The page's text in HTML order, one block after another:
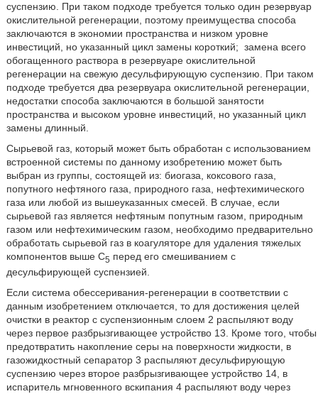
суспензию. При таком подходе требуется только один резервуар
окислительной регенерации, поэтому преимущества способа
заключаются в экономии пространства и низком уровне
инвестиций, но указанный цикл замены короткий; замена всего
обогащенного раствора в резервуаре окислительной
регенерации на свежую десульфирующую суспензию. При таком
подходе требуется два резервуара окислительной регенерации,
недостатки способа заключаются в большой занятости
пространства и высоком уровне инвестиций, но указанный цикл
замены длинный.
Сырьевой газ, который может быть обработан с использованием
встроенной системы по данному изобретению может быть
выбран из группы, состоящей из: биогаза, коксового газа,
попутного нефтяного газа, природного газа, нефтехимического
газа или любой из вышеуказанных смесей. В случае, если
сырьевой газ является нефтяным попутным газом, природным
газом или нефтехимическим газом, необходимо предварительно
обработать сырьевой газ в коагуляторе для удаления тяжелых
компонентов выше C5 перед его смешиванием с
десульфирующей суспензией.
Если система обессеривания-регенерации в соответствии с
данным изобретением отключается, то для достижения целей
очистки в реактор с суспензионным слоем 2 распыляют воду
через первое разбрызгивающее устройство 13. Кроме того, чтобы
предотвратить накопление серы на поверхности жидкости, в
газожидкостный сепаратор 3 распыляют десульфирующую
суспензию через второе разбрызгивающее устройство 14, в
испаритель мгновенного вскипания 4 распыляют воду через